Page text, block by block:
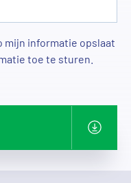
mijn informatie opslaat
toe te sturen.